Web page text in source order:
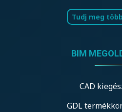
Tudj meg
BIM
CAD
GDL